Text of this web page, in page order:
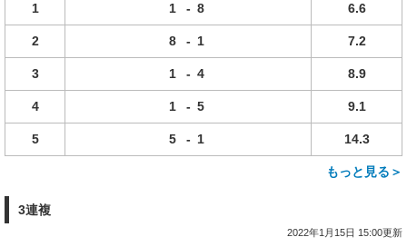
1 1 - 8 6.6
2 8 - 1 7.2
3 1 - 4 8.9
4 1 - 5 9.1
5 5 - 1 14.3
もっと見る＞
3連複
2022年1月15日 15:00更新